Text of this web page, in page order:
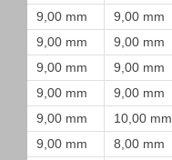
9,00 mm
9,00 mm
9,00 mm
9,00 mm
9,00 mm
9,00 mm
9,00 mm
9,00 mm
9,00 mm
10,00 mm
9,00 mm
8,00 mm